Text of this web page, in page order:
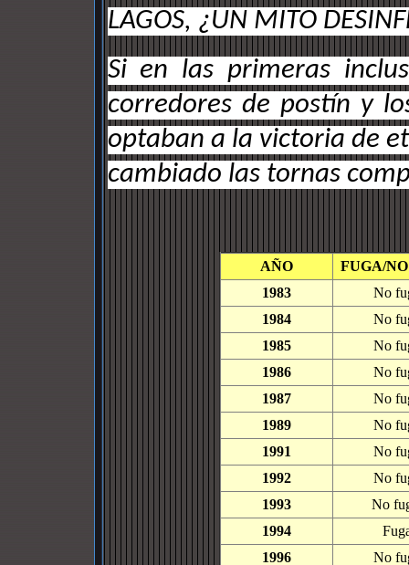
LAGOS, ¿UN MITO
Si en las primeras
corredores de postín y
optaban a la victoria de
cambiado las tornas
AÑO
FUGA/
1983
No
1984
No
1985
No
1986
No
1987
No
1989
No
1991
No
1992
No
1993
No
1994
1996
No